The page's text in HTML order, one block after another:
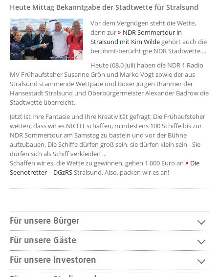
Heute Mittag Bekanntgabe der Stadtwette für Stralsund
Vor dem Vergnügen steht die Wette,
denn zur
NDR Sommertour in
Stralsund mit Kim Wildegehört auch die
berühmt-berüchtigte NDR Stadtwette ...
Heute (08.0 Juli) haben die NDR 1 Radio
MV Frühaufsteher Susanne Grön und Marko Vogt sowie der aus
Stralsund stammende Wettpate und Boxer Jürgen Brähmer der
Hansestadt Stralsund und Oberbürgermeister Alexander Badrow die
Stadtwette überreicht.
Jetzt ist Ihre Fantasie und Ihre Kreativität gefragt: Die Frühaufsteher
wetten, dass wir es NICHT schaffen, mindestens 100 Schiffe bis zur
NDR Sommertour am Samstag zu basteln und vor der Bühne
aufzubauen. Die Schiffe dürfen groß sein, sie dürfen klein sein - Sie
dürfen sich als Schiff verkleiden ...
Schaffen wir es, die Wette zu gewinnen, gehen 1.000 Euro an
Die
Seenotretter – DGzRSStralsund. Also, packen wir es an!
Für unsere Bürger
Für unsere Gäste
Für unsere Investoren